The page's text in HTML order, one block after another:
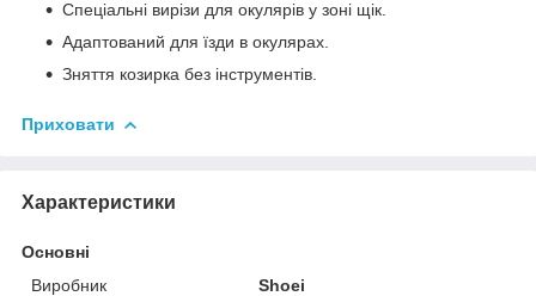
Спеціальні вирізи для окулярів у зоні щік.
Адаптований для їзди в окулярах.
Зняття козирка без інструментів.
Приховати
Характеристики
Основні
Виробник
Shoei